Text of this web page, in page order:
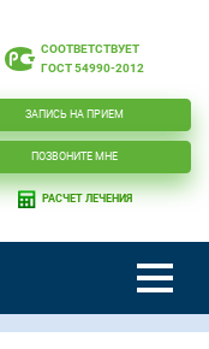
СООТВЕТСТВУЕТ
ГОСТ 54990-2012
ЗАПИСЬ НА ПРИЕМ
ПОЗВОНИТЕ МНЕ
РАСЧЕТ ЛЕЧЕНИЯ